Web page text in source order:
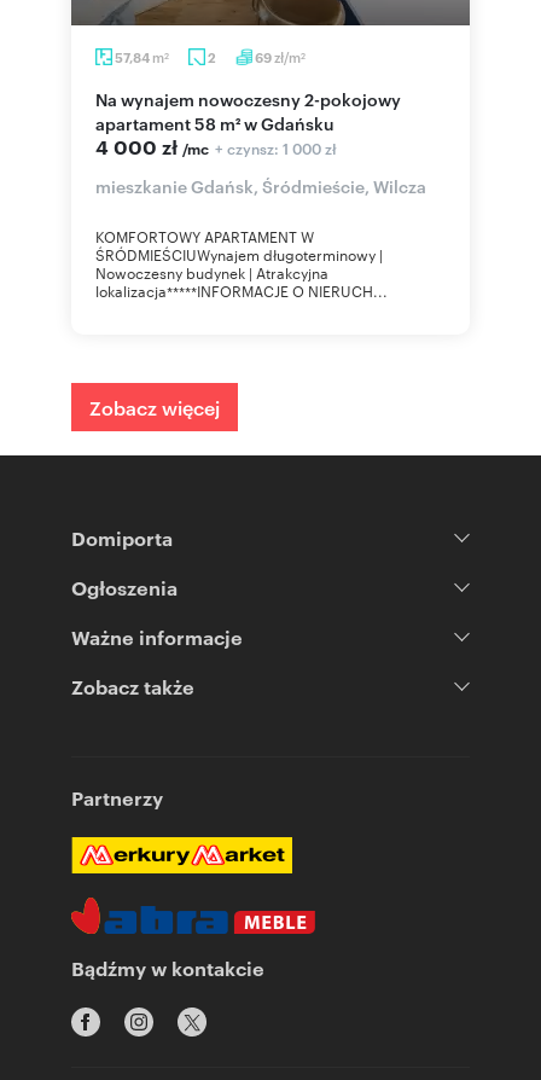
57,84 m2 2 69zł/m2
Na wynajem nowoczesny 2-pokojowy
apartament 58 m² w Gdańsku
4 000 zł /mc + czynsz: 1 000 zł
mieszkanie Gdańsk, Śródmieście, Wilcza
KOMFORTOWY APARTAMENT W
ŚRÓDMIEŚCIUWynajem długoterminowy |
Nowoczesny budynek | Atrakcyjna
lokalizacja*****INFORMACJE O NIERUCH...
Zobacz więcej
Domiporta
Ogłoszenia
Ważne informacje
Zobacz także
Partnerzy
Bądźmy w kontakcie